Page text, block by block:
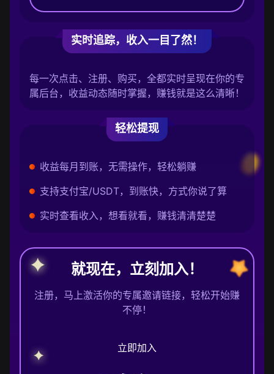
实时追踪，收入一目了然！
每一次点击、注册、购买，全都实时呈现在你的专
属后台，收益动态随时掌握，赚钱就是这么清晰！
轻松提现
收益每月到账，无需操作，轻松躺赚
支持支付宝/USDT，到账快，方式你说了算
实时查看收入，想看就看，赚钱清清楚楚
就现在，立刻加入！
注册，马上激活你的专属邀请链接，轻松开始赚
不停！
立即加入